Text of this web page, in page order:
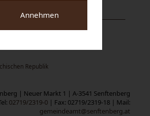
Republik
| Neuer Markt 1 | A-3541 Senftenberg
02719/2319-0 | Fax: 02719/2319-18 | Mail:
gemeindeamt@senftenberg.at
Annehmen